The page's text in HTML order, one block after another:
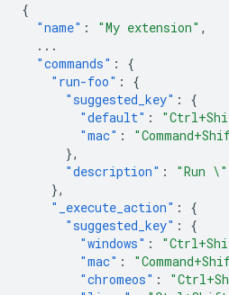
{
"name" : "My extension" ,
...
"commands" :
{
"run-foo" :
{
"suggested_key" :
{
"default" :
"mac" :
},
"description" :
"Run
},
"_execute_action" :
{
"suggested_key" :
{
"windows" :
"mac" :
"chromeos" :